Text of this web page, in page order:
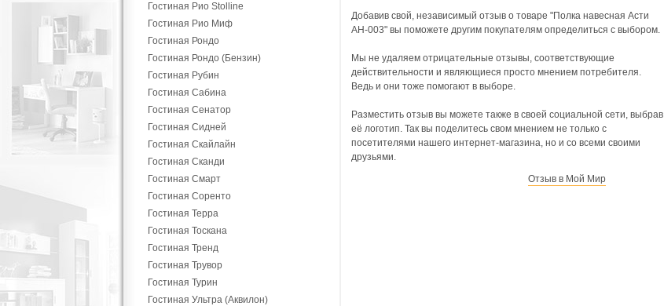
Гостиная Рио Stolline
Гостиная Рио Миф
Гостиная Рондо
Гостиная Рондо (Бензин)
Гостиная Рубин
Гостиная Сабина
Гостиная Сенатор
Гостиная Сидней
Гостиная Скайлайн
Гостиная Сканди
Гостиная Смарт
Гостиная Соренто
Гостиная Терра
Гостиная Тоскана
Гостиная Тренд
Гостиная Трувор
Гостиная Турин
Гостиная Ультра (Аквилон)
Добавив свой, независимый отзыв о товаре "Полка навесная Асти
АН-003" вы поможете другим покупателям определиться с выбором.
Мы не удаляем отрицательные отзывы, соответствующие
действительности и являющиеся просто мнением потребителя.
Ведь и они тоже помогают в выборе.
Разместить отзыв вы можете также в своей социальной сети, выбрав
её логотип. Так вы поделитесь свом мнением не только с
посетителями нашего интернет-магазина, но и со всеми своими
друзьями.
Отзыв в Мой Мир